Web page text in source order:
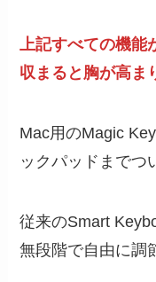
上記すべての機能
収まると胸が高ま
Mac用のMagic
ックパッドまでつ
従来のSmart
無段階で自由に調